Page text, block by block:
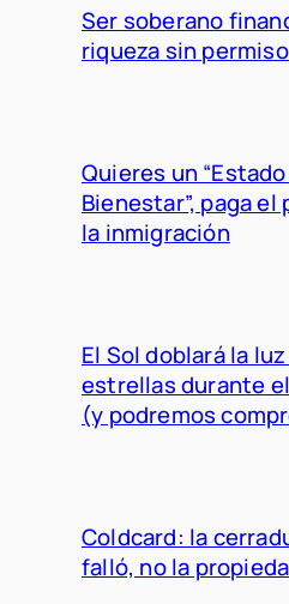
Ser soberano
riqueza sin permiso
Quieres un
Bienestar”, paga el
la inmigración
El Sol doblará la
estrellas durante
(y podremos
Coldcard: la
falló, no la